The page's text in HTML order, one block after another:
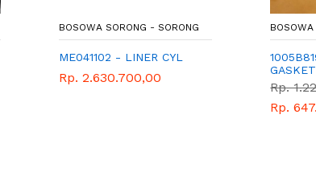
BOSOWA SORONG - SORONG
ME041102 - LINER CYL
Rp. 2.630.700,00
Rp.
Rp.